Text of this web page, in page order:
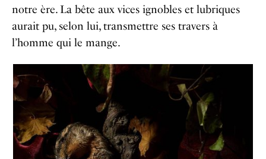
notre ère. La bête aux vices ignobles et lubriques
aurait pu, selon lui, transmettre ses travers à
l’homme qui le mange.